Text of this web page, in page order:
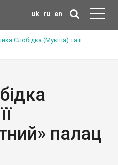
uk ru en
Слобідка (Мукша) та її
палац